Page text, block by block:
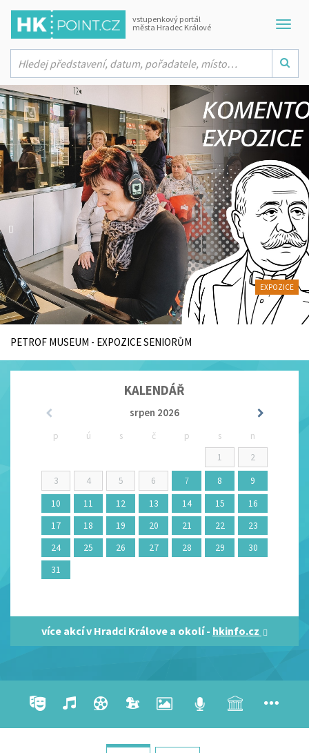
vstupenkový portál
města Hradec Králové
EXPOZICE
PETROF MUSEUM - EXPOZICE SENIORŮM
KALENDÁŘ
srpen 2026
p ú s č p s
n
1
2
3
4 5 6 7 8
9
10
11 12 13 14 15
16
17
18 19 20 21 22
23
24
25 26 27 28 29
30
31
více akcí v Hradci Králove a okolí - hkinfo.cz